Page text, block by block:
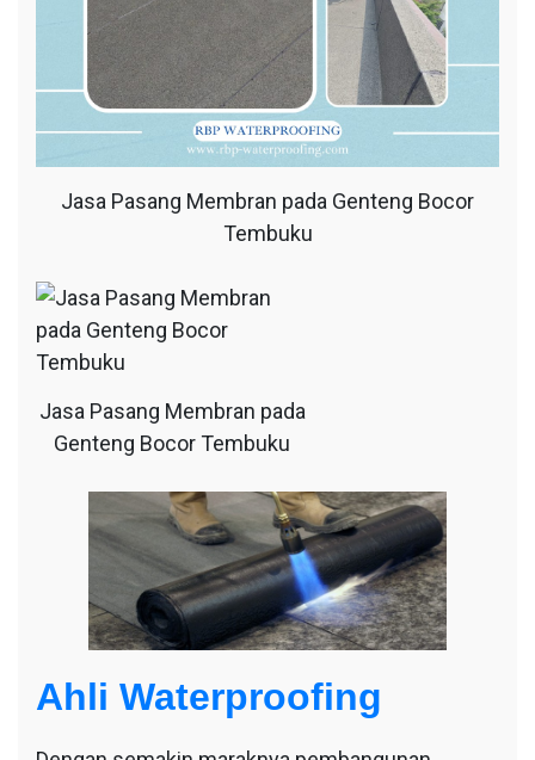
Jasa Pasang Membran pada Genteng Bocor
Tembuku
Jasa Pasang Membran pada
Genteng Bocor Tembuku
Ahli Waterproofing